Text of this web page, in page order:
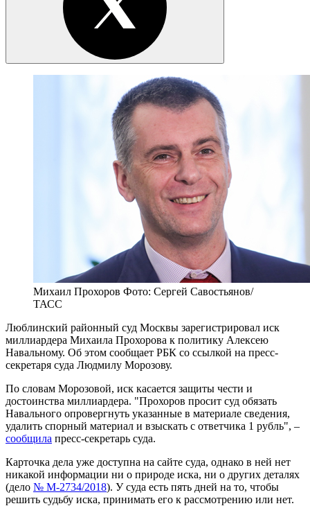
Михаил Прохоров Фото: Сергей Савостьянов/
ТАСС
Люблинский районный суд Москвы зарегистрировал иск
миллиардера Михаила Прохорова к политику Алексею
Навальному. Об этом сообщает РБК со ссылкой на пресс-
секретаря суда Людмилу Морозову.
По словам Морозовой, иск касается защиты чести и
достоинства миллиардера. "Прохоров просит суд обязать
Навального опровергнуть указанные в материале сведения,
удалить спорный материал и взыскать с ответчика 1 рубль", –
сообщила пресс-секретарь суда.
Карточка дела уже доступна на сайте суда, однако в ней нет
никакой информации ни о природе иска, ни о других деталях
(дело № М-2734/2018). У суда есть пять дней на то, чтобы
решить судьбу иска, принимать его к рассмотрению или нет.